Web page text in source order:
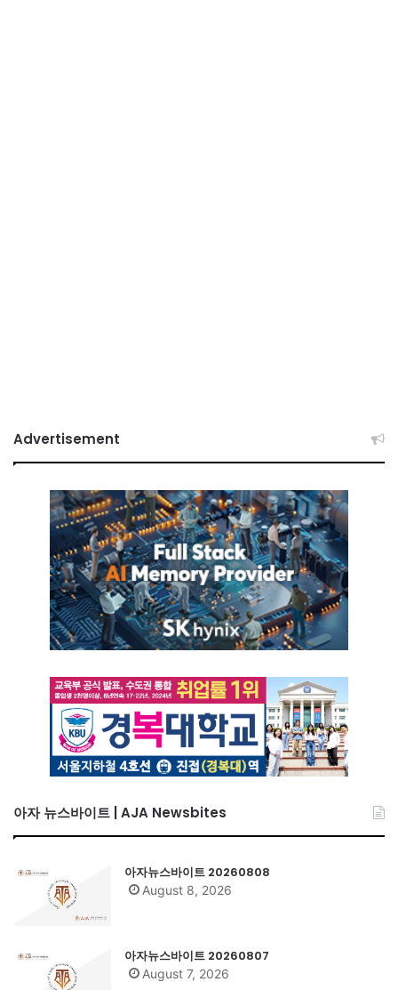
Advertisement
아자 뉴스바이트 | AJA Newsbites
아자뉴스바이트 20260808
August 8, 2026
아자뉴스바이트 20260807
August 7, 2026